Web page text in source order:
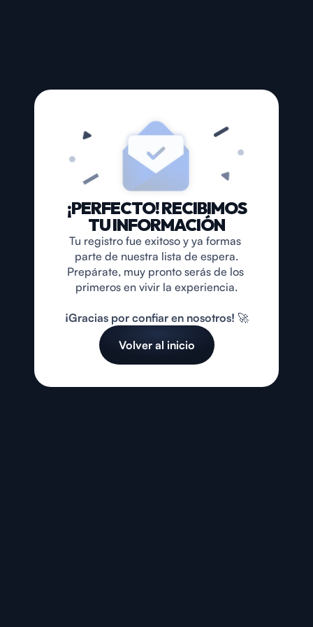
¡PERFECTO! RECIBIMOS
TU INFORMACIÓN
Tu registro fue exitoso y ya formas
parte de nuestra lista de espera.
Prepárate, muy pronto serás de los
primeros en vivir la experiencia.
¡Gracias por confiar en nosotros! 🚀
Volver al inicio